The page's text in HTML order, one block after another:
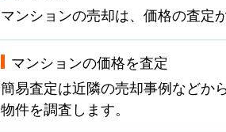
マンションの売却は、価格の査定
マンションの価格を査定
簡易査定は近隣の売却事例などか
物件を調査します。